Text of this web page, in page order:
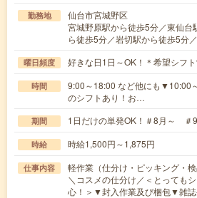
勤務地
仙台市宮城野区
宮城野原駅から徒歩5分／東仙
ら徒歩5分／岩切駅から徒歩5分
曜日頻度 好きな日1日～OK！＊希望シフ
時間
9:00～18:00 など他にも▼10:00
のシフトあり！お…
期間 1日だけの単発OK！＃8月～ ＃
時給 時給1,500円～1,875円
仕事内容
軽作業（仕分け・ピッキング・検
＼コスメの仕分け／＜とっても
心！＞▼封入作業及び梱包▼雑